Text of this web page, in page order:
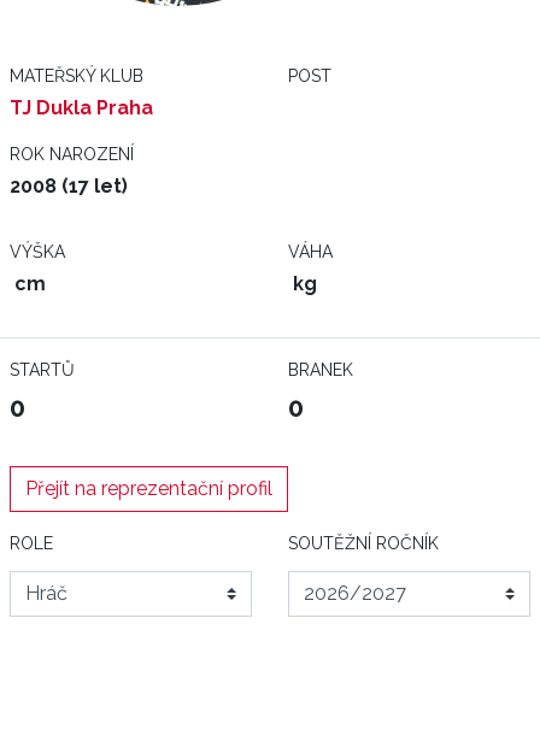
MATEŘSKÝ KLUB
TJ Dukla Praha
POST
ROK NAROZENÍ
2008 (17 let)
VÝŠKA
cm
VÁHA
kg
STARTŮ
0
BRANEK
0
Přejít na reprezentační profil
ROLE SOUTĚŽNÍ ROČNÍK